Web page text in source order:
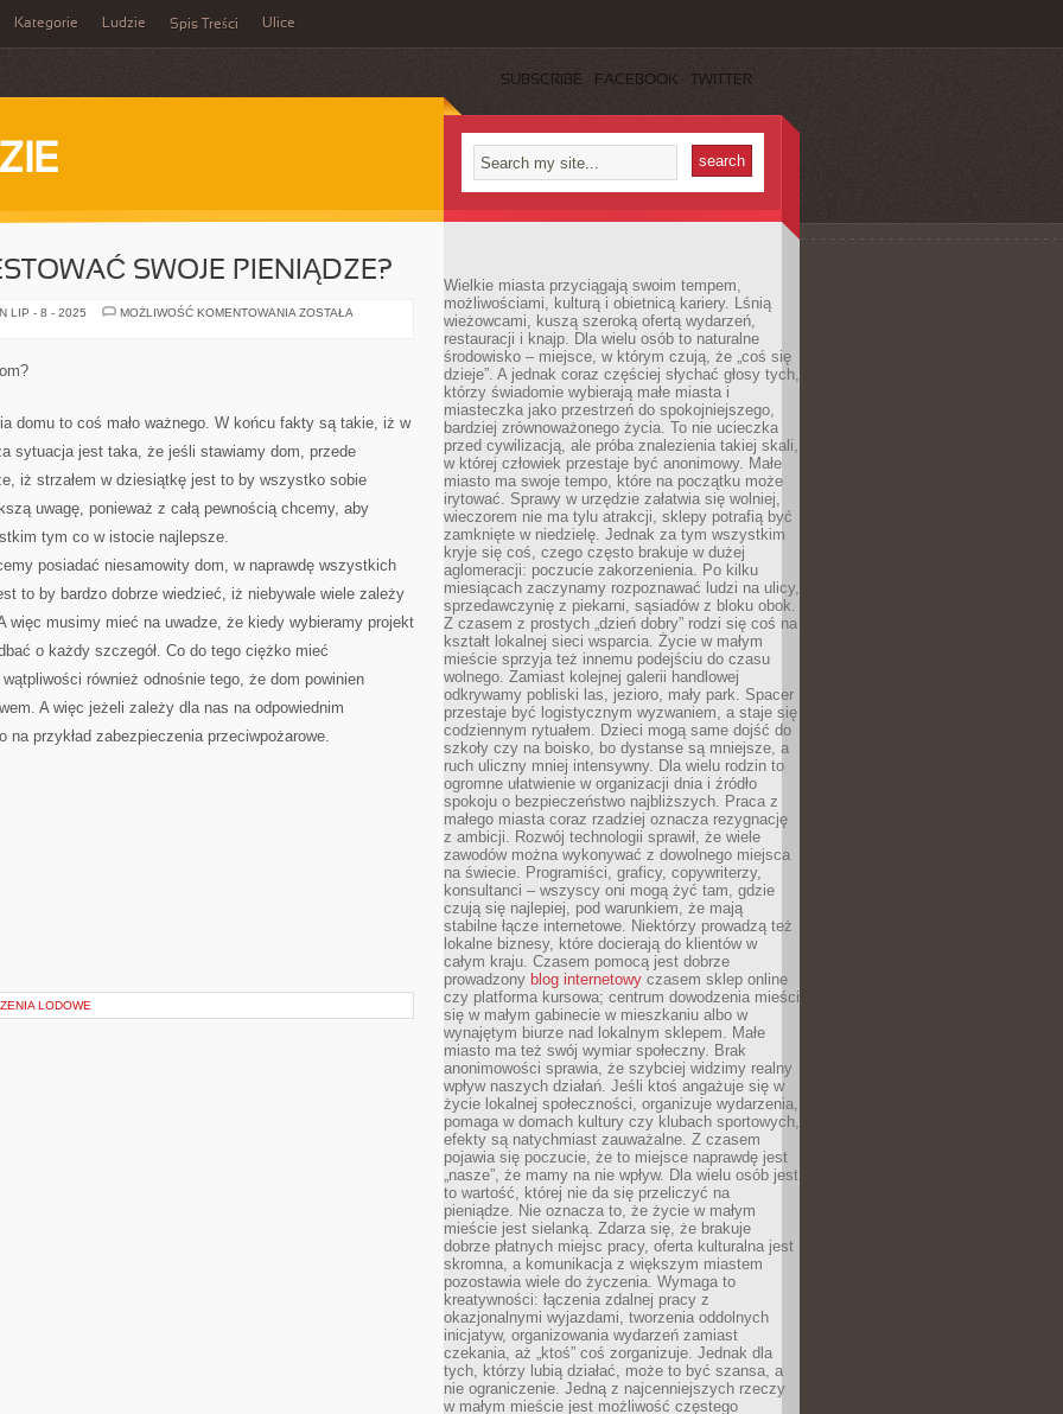
Kategorie Ludzie Spis Treści Ulice
SUBSCRIBE FACEBOOK TWITTER
SWOJE PIENIĄDZE?
LIP - 8 - 2025 MOŻLIWOŚĆ KOMENTOWANIA JAK
ZOSTAŁA
domu to coś mało ważnego. W końcu fakty są takie, iż w
sytuacja jest taka, że jeśli stawiamy dom, przede
iż strzałem w dziesiątkę jest to by wszystko sobie
uwagę, ponieważ z całą pewnością chcemy, aby
tym co w istocie najlepsze.
posiadać niesamowity dom, w naprawdę wszystkich
to by bardzo dobrze wiedzieć, iż niebywale wiele zależy
więc musimy mieć na uwadze, że kiedy wybieramy projekt
o każdy szczegół. Co do tego ciężko mieć
również odnośnie tego, że dom powinien
A więc jeżeli zależy dla nas na odpowiednim
przykład zabezpieczenia przeciwpożarowe.
LODOWE
Wielkie miasta przyciągają swoim tempem,
możliwościami, kulturą i obietnicą kariery. Lśnią
wieżowcami, kuszą szeroką ofertą wydarzeń,
restauracji i knajp. Dla wielu osób to naturalne
środowisko – miejsce, w którym czują, że „coś się
dzieje”. A jednak coraz częściej słychać głosy tych,
którzy świadomie wybierają małe miasta i
miasteczka jako przestrzeń do spokojniejszego,
bardziej zrównoważonego życia. To nie ucieczka
przed cywilizacją, ale próba znalezienia takiej skali,
w której człowiek przestaje być anonimowy. Małe
miasto ma swoje tempo, które na początku może
irytować. Sprawy w urzędzie załatwia się wolniej,
wieczorem nie ma tylu atrakcji, sklepy potrafią być
zamknięte w niedzielę. Jednak za tym wszystkim
kryje się coś, czego często brakuje w dużej
aglomeracji: poczucie zakorzenienia. Po kilku
miesiącach zaczynamy rozpoznawać ludzi na ulicy,
sprzedawczynię z piekarni, sąsiadów z bloku obok.
Z czasem z prostych „dzień dobry” rodzi się coś na
kształt lokalnej sieci wsparcia. Życie w małym
mieście sprzyja też innemu podejściu do czasu
wolnego. Zamiast kolejnej galerii handlowej
odkrywamy pobliski las, jezioro, mały park. Spacer
przestaje być logistycznym wyzwaniem, a staje się
codziennym rytuałem. Dzieci mogą same dojść do
szkoły czy na boisko, bo dystanse są mniejsze, a
ruch uliczny mniej intensywny. Dla wielu rodzin to
ogromne ułatwienie w organizacji dnia i źródło
spokoju o bezpieczeństwo najbliższych. Praca z
małego miasta coraz rzadziej oznacza rezygnację
z ambicji. Rozwój technologii sprawił, że wiele
zawodów można wykonywać z dowolnego miejsca
na świecie. Programiści, graficy, copywriterzy,
konsultanci – wszyscy oni mogą żyć tam, gdzie
czują się najlepiej, pod warunkiem, że mają
stabilne łącze internetowe. Niektórzy prowadzą też
lokalne biznesy, które docierają do klientów w
całym kraju. Czasem pomocą jest dobrze
prowadzony blog internetowy czasem sklep online
czy platforma kursowa; centrum dowodzenia mieści
się w małym gabinecie w mieszkaniu albo w
wynajętym biurze nad lokalnym sklepem. Małe
miasto ma też swój wymiar społeczny. Brak
anonimowości sprawia, że szybciej widzimy realny
wpływ naszych działań. Jeśli ktoś angażuje się w
życie lokalnej społeczności, organizuje wydarzenia,
pomaga w domach kultury czy klubach sportowych,
efekty są natychmiast zauważalne. Z czasem
pojawia się poczucie, że to miejsce naprawdę jest
„nasze”, że mamy na nie wpływ. Dla wielu osób jest
to wartość, której nie da się przeliczyć na
pieniądze. Nie oznacza to, że życie w małym
mieście jest sielanką. Zdarza się, że brakuje
dobrze płatnych miejsc pracy, oferta kulturalna jest
skromna, a komunikacja z większym miastem
pozostawia wiele do życzenia. Wymaga to
kreatywności: łączenia zdalnej pracy z
okazjonalnymi wyjazdami, tworzenia oddolnych
inicjatyw, organizowania wydarzeń zamiast
czekania, aż „ktoś” coś zorganizuje. Jednak dla
tych, którzy lubią działać, może to być szansa, a
nie ograniczenie. Jedną z najcenniejszych rzeczy
w małym mieście jest możliwość częstego